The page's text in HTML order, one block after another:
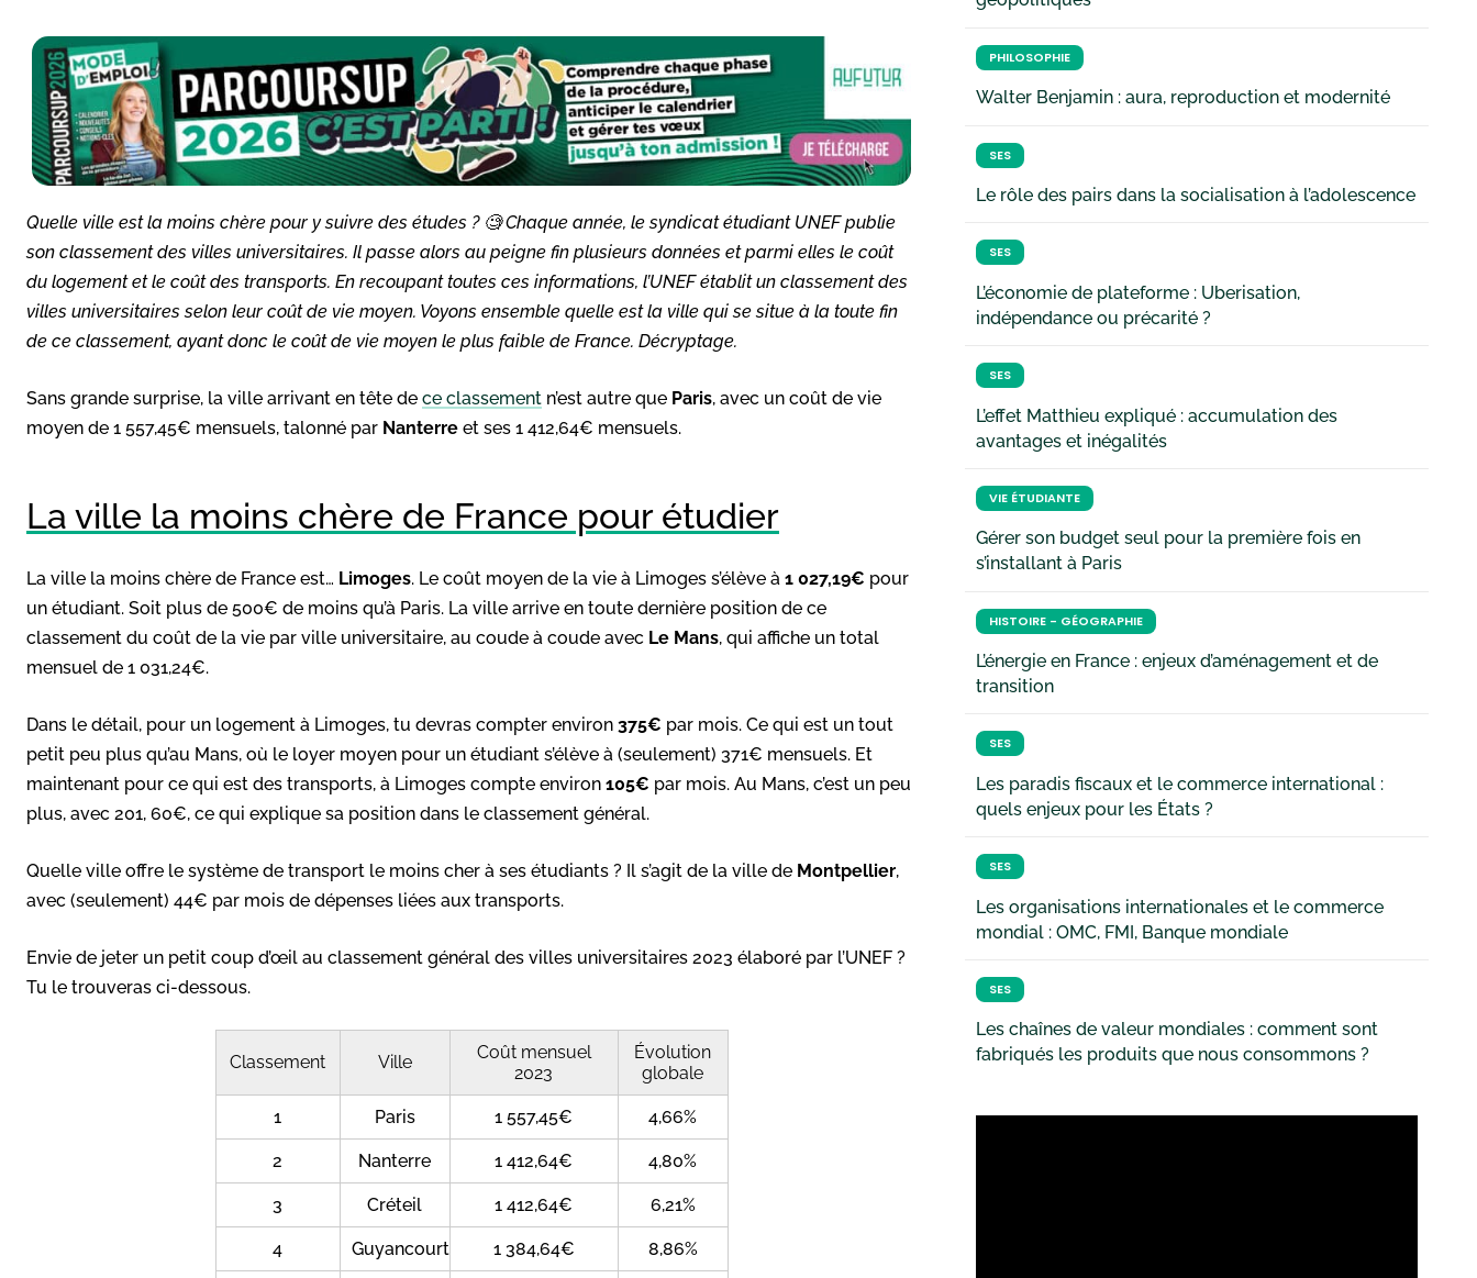
Quelle ville est la moins chère pour y suivre des études ? 🧐 Chaque année, le syndicat étudiant UNEF publie
son classement des villes universitaires. Il passe alors au peigne fin plusieurs données et parmi elles le coût
du logement et le coût des transports. En recoupant toutes ces informations, l’UNEF établit un classement des
villes universitaires selon leur coût de vie moyen. Voyons ensemble quelle est la ville qui se situe à la toute fin
de ce classement, ayant donc le coût de vie moyen le plus faible de France. Décryptage.
Sans grande surprise, la ville arrivant en tête de ce classement n’est autre que Paris, avec un coût de vie
moyen de 1 557,45€ mensuels, talonné par Nanterre et ses 1 412,64€ mensuels.
La ville la moins chère de France pour étudier
La ville la moins chère de France est… Limoges. Le coût moyen de la vie à Limoges s’élève à 1 027,19€ pour
un étudiant. Soit plus de 500€ de moins qu’à Paris. La ville arrive en toute dernière position de ce
classement du coût de la vie par ville universitaire, au coude à coude avec Le Mans, qui affiche un total
mensuel de 1 031,24€.
Dans le détail, pour un logement à Limoges, tu devras compter environ 375€ par mois. Ce qui est un tout
petit peu plus qu’au Mans, où le loyer moyen pour un étudiant s’élève à (seulement) 371€ mensuels. Et
maintenant pour ce qui est des transports, à Limoges compte environ 105€ par mois. Au Mans, c’est un peu
plus, avec 201, 60€, ce qui explique sa position dans le classement général.
Quelle ville offre le système de transport le moins cher à ses étudiants ? Il s’agit de la ville de Montpellier,
avec (seulement) 44€ par mois de dépenses liées aux transports.
Envie de jeter un petit coup d’œil au classement général des villes universitaires 2023 élaboré par l’UNEF ?
Tu le trouveras ci-dessous.
Classement Ville
Coût mensuel
2023
Évolution
globale
1 Paris 1 557,45€ 4,66%
2 Nanterre 1 412,64€ 4,80%
3 Créteil 1 412,64€ 6,21%
4 Guyancourt 1 384,64€ 8,86%
PHILOSOPHIE
Walter Benjamin : aura, reproduction et modernité
SES
Le rôle des pairs dans la socialisation à l’adolescence
SES
L’économie de plateforme : Uberisation,
indépendance ou précarité ?
SES
L’effet Matthieu expliqué : accumulation des
avantages et inégalités
VIE ÉTUDIANTE
Gérer son budget seul pour la première fois en
s’installant à Paris
HISTOIRE - GÉOGRAPHIE
L’énergie en France : enjeux d’aménagement et de
transition
SES
Les paradis fiscaux et le commerce international :
quels enjeux pour les États ?
SES
Les organisations internationales et le commerce
mondial : OMC, FMI, Banque mondiale
SES
Les chaînes de valeur mondiales : comment sont
fabriqués les produits que nous consommons ?